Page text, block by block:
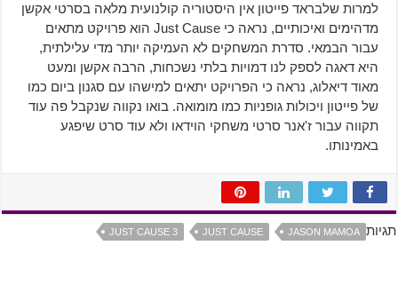
למרות שלבראד פייטון אין היסטוריה קולנועית מלאה בסרטי אקשן
מדהימים ואיכותיים, נראה כי Just Cause הוא פרויקט מתאים
עבור הבמאי. סדרת המשחקים לא העמיקה יותר מדי עלילתית,
היא דאגה לספק לנו דמויות בלתי נשכחות, הרבה אקשן ומעט
מאוד דיאלוג, נראה כי הפרויקט יתאים למישהו עם סגנון ביום כמו
של פייטון ויכולות גופניות כמו מומואה. בואו נקווה שנקבל פה עוד
תקווה עבור ז'אנר סרטי משחקי הוידאו ולא עוד סרט שיפגע
באמינותו.
תגיות JASON MAMOA
JUST CAUSE
JUST CAUSE 3